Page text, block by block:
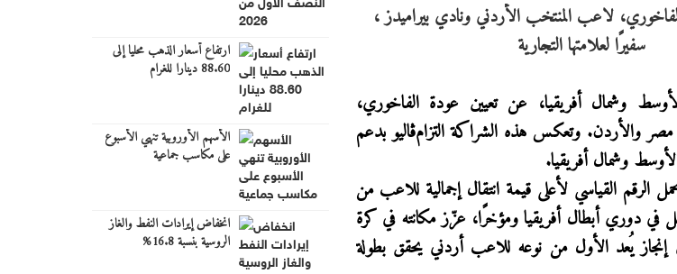
وشمال أفريقيا، عن تعيين عودة الفاخوري،
مصر والأردن. وتعكس هذه الشراكة التزامڤاليو بدعم
وشمال أفريقيا.
القياسي لأعلى قيمة انتقال إجمالية للاعب من
دوري أبطال أفريقياومؤخرًا، عزّز مكانته في كرة
يُعد الأول من نوعه للاعب أردني يحقق بطولة
ارتفاع أسعار الذهب محليا إلى
88.60 دينارا للغرام
الأسهم الأوروبية تنهي الأسبوع
على مكاسب جماعية
انخفاض إيرادات النفط والغاز
الروسية بنسبة 16.8%